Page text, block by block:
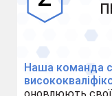
Наша команда